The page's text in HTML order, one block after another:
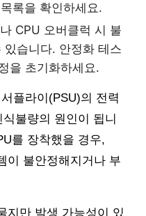
록을 확인하세요.
CPU 오버클럭 시 불
습니다. 안정화 테스
을 초기화하세요.
플라이(PSU)의 전력
불량의 원인이 됩니
를 장착했을 경우,
이 불안정해지거나 부
지만 발생 가능성이 있